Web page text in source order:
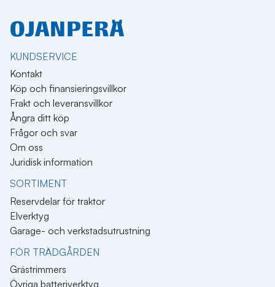
KUNDSERVICE
Kontakt
Köp och finansieringsvillkor
Frakt och leveransvillkor
Ångra ditt köp
Frågor och svar
Om oss
Juridisk information
SORTIMENT
Reservdelar för traktor
Elverktyg
Garage- och verkstadsutrustning
FÖR TRÄDGÅRDEN
Grästrimmers
Övriga batteriverktyg